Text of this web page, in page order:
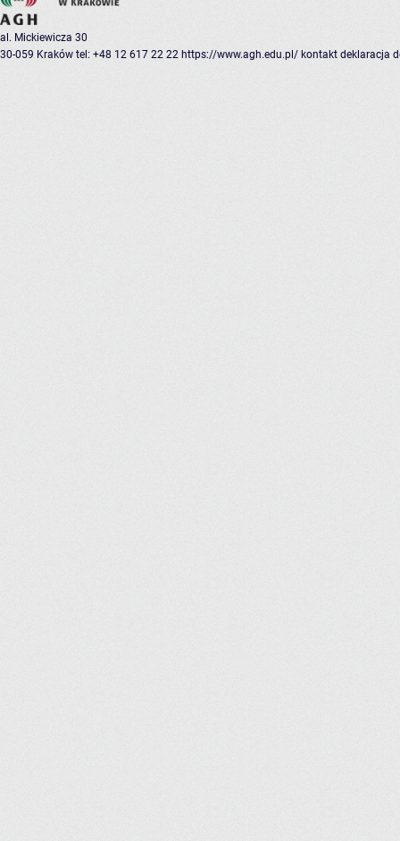
al. Mickiewicza 30
30-059 Kraków tel: +48 12 617 22 22 https://www.agh.edu.pl/ kontakt deklaracja